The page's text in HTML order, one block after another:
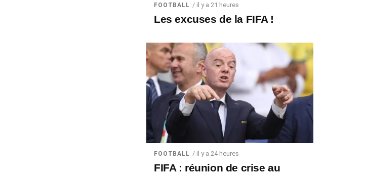
FOOTBALL / il y a 21 heures
Les excuses de la FIFA !
FOOTBALL / il y a 24 heures
FIFA : réunion de crise au